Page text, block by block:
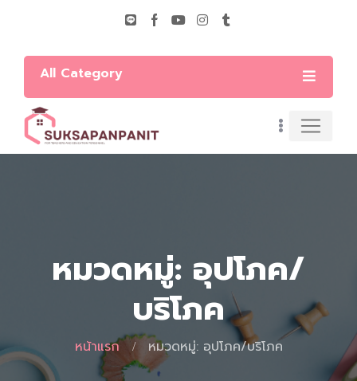
All Category
หมวดหมู่: อุปโภค/
บริโภค
หน้าแรก หมวดหมู่: อุปโภค/บริโภค